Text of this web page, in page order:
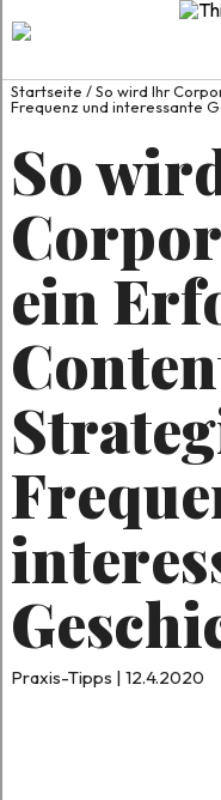
Startseite /So wird Ihr
Frequenz und interessante
So
ein
Praxis-Tipps | 12.4.2020